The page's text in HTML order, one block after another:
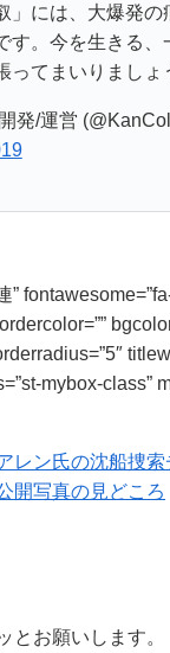
」には、大爆発の
す。今を生きる、
ってまいりましょ
発/運営
”
mybox-class”
レン氏の沈船捜
開写真の見どころ
とお願いします。